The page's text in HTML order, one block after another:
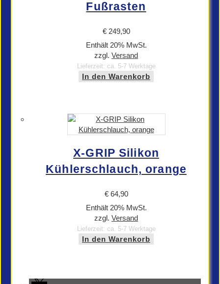
Fußrasten
€249,90
Enthält 20% MwSt.
zzgl. Versand
Lieferzeit: ca. 5-7 Werktage
In den Warenkorb
X-GRIP Silikon
Kühlerschlauch, orange
€64,90
Enthält 20% MwSt.
zzgl. Versand
Lieferzeit: ca. 5-7 Werktage
In den Warenkorb